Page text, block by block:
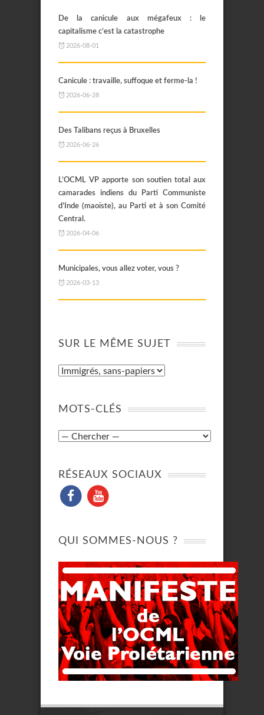
De la canicule aux mégafeux : le
capitalisme c’est la catastrophe
2026-08-01
Canicule : travaille, suffoque et ferme-la !
2026-06-28
Des Talibans reçus à Bruxelles
2026-06-26
L’OCML VP apporte son soutien total aux
camarades indiens du Parti Communiste
d’Inde (maoïste), au Parti et à son Comité
Central.
2026-04-06
Municipales, vous allez voter, vous ?
2026-03-13
SUR LE MÊME SUJET
MOTS-CLÉS
RÉSEAUX SOCIAUX
QUI SOMMES-NOUS ?